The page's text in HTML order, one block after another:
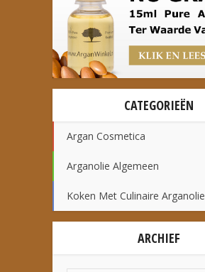
CATEGORIEËN
Argan Cosmetica
Arganolie Algemeen
Koken Met Culinaire Arganolie
ARCHIEF